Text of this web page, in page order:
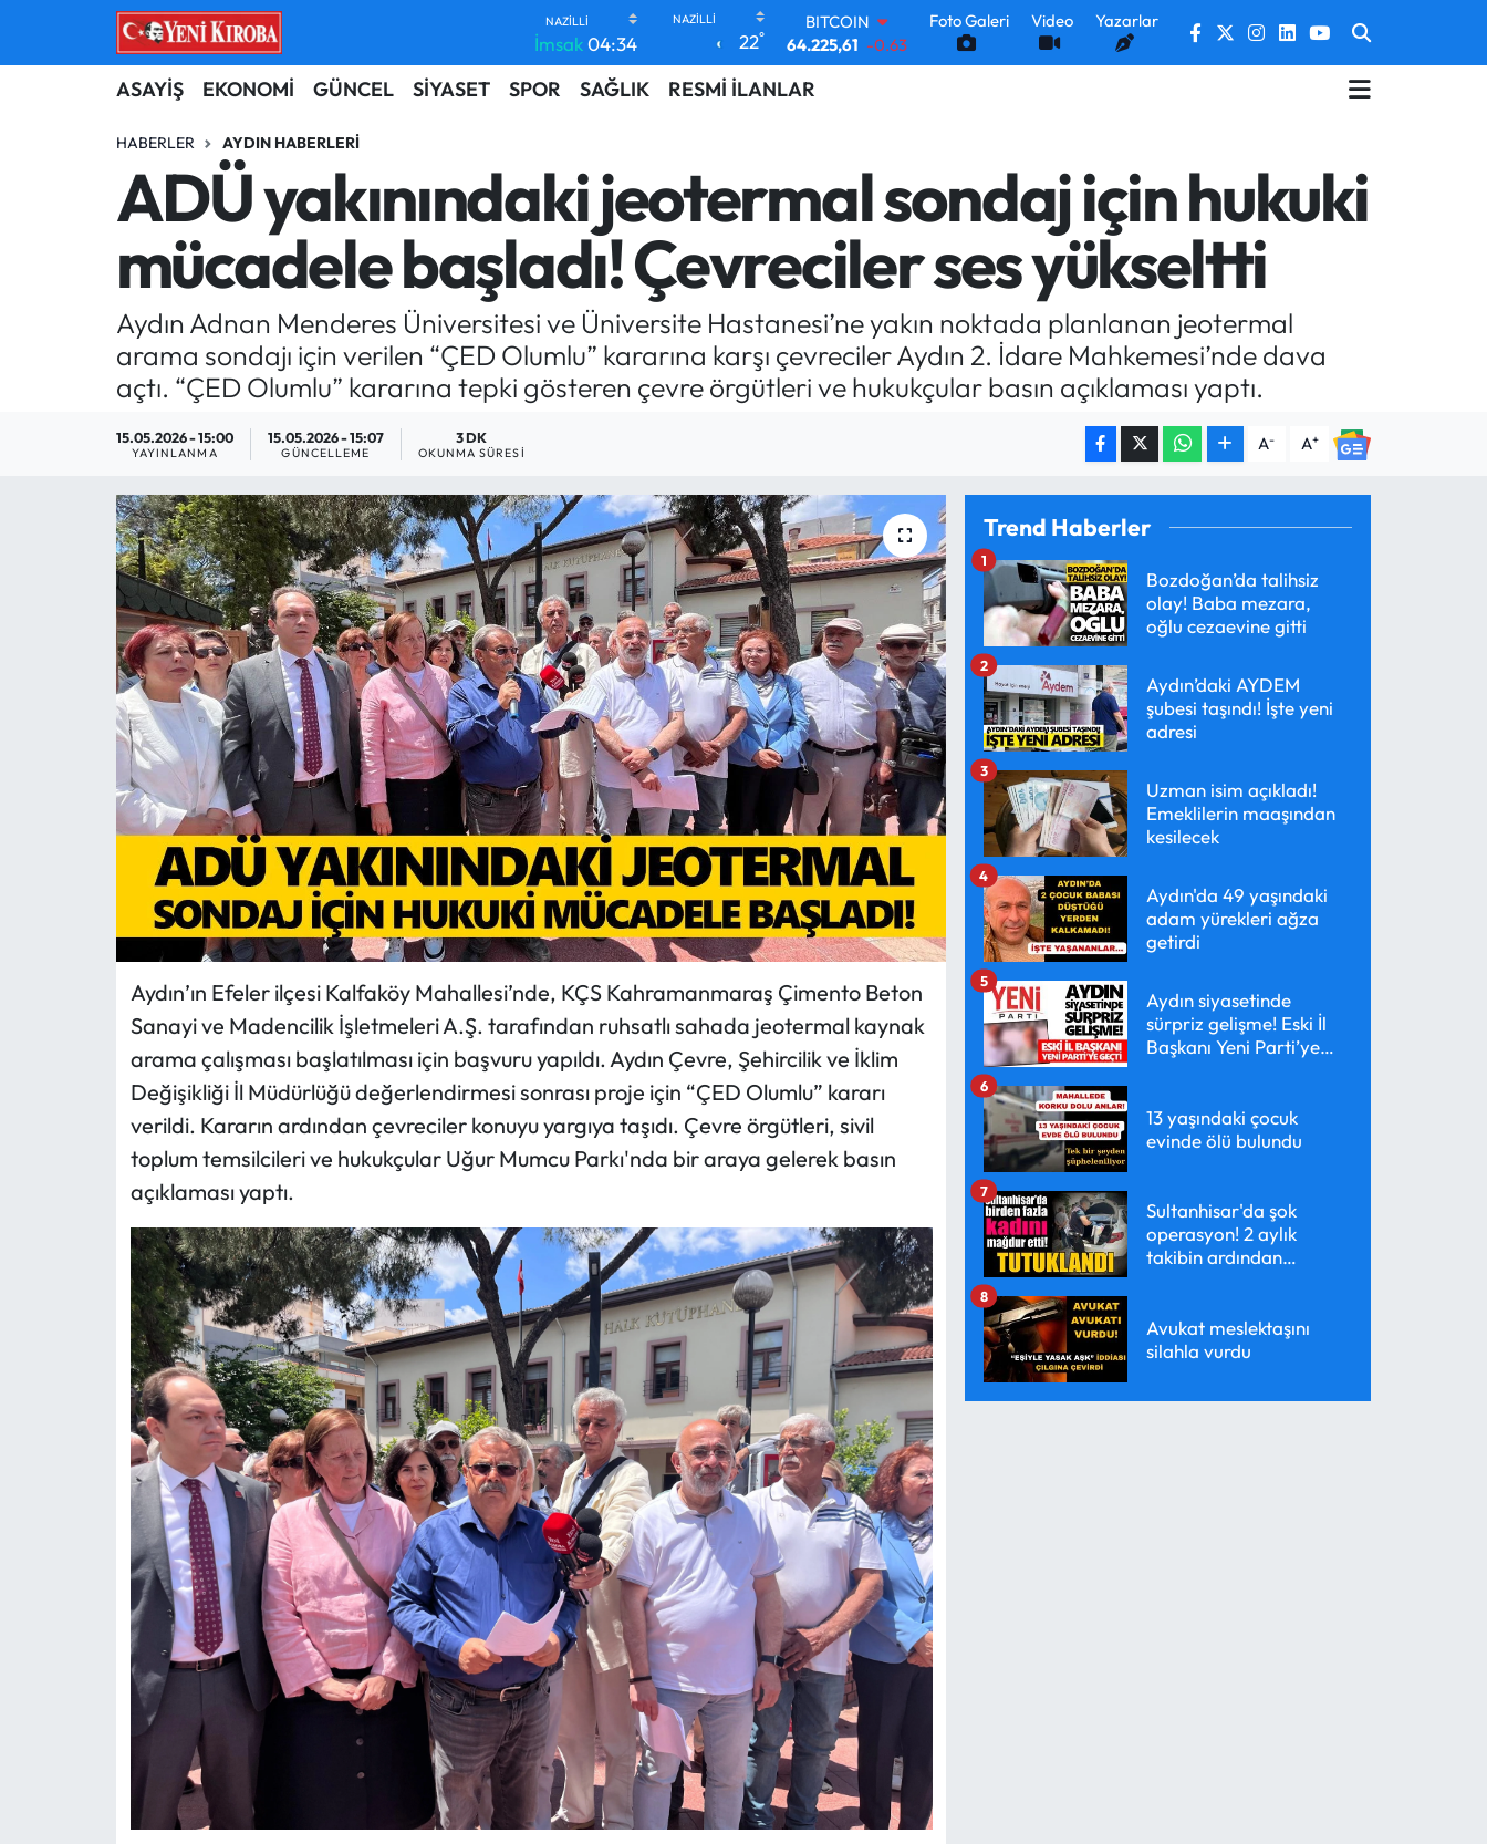
İmsak04:34 22°
DOLAR
47,6704
0
EURO
55,0406
6510.40
0.45
BİST100
BITCOIN
64.225,61
-0.63
Foto Galeri Video Yazarlar
ASAYİŞ EKONOMİ GÜNCEL SİYASET SPOR SAĞLIK RESMİ İLANLAR
HABERLER AYDIN HABERLERI
ADÜ yakınındaki jeotermal sondaj için hukuki
mücadele başladı! Çevreciler ses yükseltti
Aydın Adnan Menderes Üniversitesi ve Üniversite Hastanesi’ne yakın noktada planlanan jeotermal
arama sondajı için verilen “ÇED Olumlu” kararına karşı çevreciler Aydın 2. İdare Mahkemesi’nde dava
açtı. “ÇED Olumlu” kararına tepki gösteren çevre örgütleri ve hukukçular basın açıklaması yaptı.
15.05.2026 - 15:00
YAYINLANMA
15.05.2026 - 15:07
GÜNCELLEME
3 DK
OKUNMA SÜRESI A- A+
Aydın’ın Efeler ilçesi Kalfaköy Mahallesi’nde, KÇS Kahramanmaraş Çimento Beton
Sanayi ve Madencilik İşletmeleri A.Ş. tarafından ruhsatlı sahada jeotermal kaynak
arama çalışması başlatılması için başvuru yapıldı. Aydın Çevre, Şehircilik ve İklim
Değişikliği İl Müdürlüğü değerlendirmesi sonrası proje için “ÇED Olumlu” kararı
verildi. Kararın ardından çevreciler konuyu yargıya taşıdı. Çevre örgütleri, sivil
toplum temsilcileri ve hukukçular Uğur Mumcu Parkı'nda bir araya gelerek basın
açıklaması yaptı.
Trend Haberler
Bozdoğan’da talihsiz
olay! Baba mezara,
oğlu cezaevine gitti
1
Aydın’daki AYDEM
şubesi taşındı! İşte yeni
adresi
2
Uzman isim açıkladı!
Emeklilerin maaşından
kesilecek
3
Aydın'da 49 yaşındaki
adam yürekleri ağza
getirdi
4
Aydın siyasetinde
sürpriz gelişme! Eski İl
Başkanı Yeni Parti’ye
5
13 yaşındaki çocuk
evinde ölü bulundu
6
Sultanhisar'da şok
operasyon! 2 aylık
takibin ardından
7
Avukat meslektaşını
silahla vurdu
8
ASAYİŞ
BİLİM-TEKNOLOJİ
DÜNYA
EĞİTİM
EKONOMİ
MAGAZİN
SAĞLIK
SİYASET
TURİZM
RESMİ İLANLAR
HABER İLAN
Aydın Nöbetçi Eczaneler
Aydın Hava Durumu
Aydin Namaz Vakitleri
Aydın Trafik Yoğunluk Haritası
Süper Lig Puan Durumu ve Fikstür
Tüm Manşetler